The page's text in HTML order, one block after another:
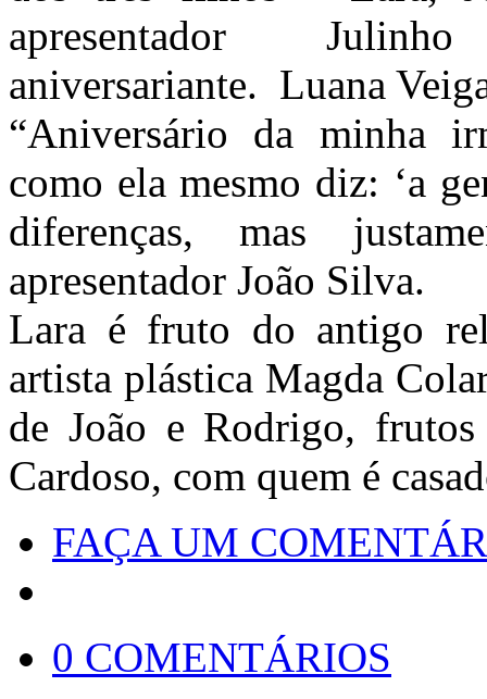
apresentador
aniversariante. Luana
“Aniversário da minha
como ela mesmo diz: ‘a
diferenças, mas
apresentador João Silva.
Lara é fruto do antigo
artista plástica Magda
de João e Rodrigo,
Cardoso, com quem é
FAÇA UM
0 COMENTÁRIOS